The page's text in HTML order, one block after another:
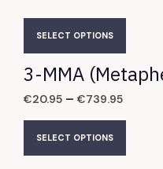
SELECT OPTIONS
3-MMA
€20.95 – €739.95
SELECT OPTIONS